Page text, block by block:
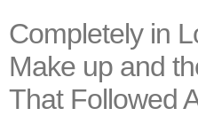
Completely in
Make up and
That Followed